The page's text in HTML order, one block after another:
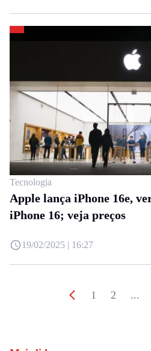
Tecnologia
Apple lança iPhone 16e,
iPhone 16; veja preços
19/02/2025 | 16:27
1 2 ...